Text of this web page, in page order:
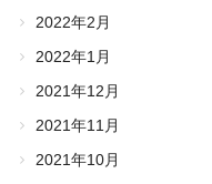
2022年2月
2022年1月
2021年12月
2021年11月
2021年10月